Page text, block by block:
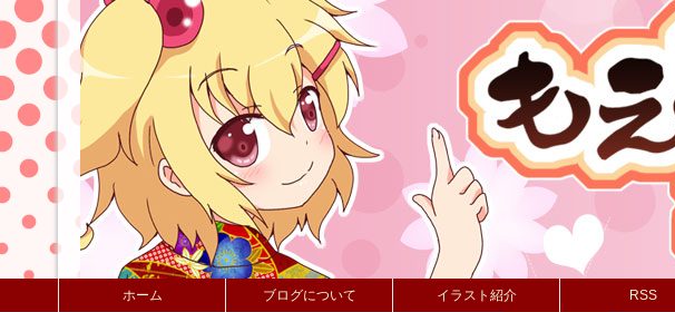
ホーム ブログについて イラスト紹介 RSS